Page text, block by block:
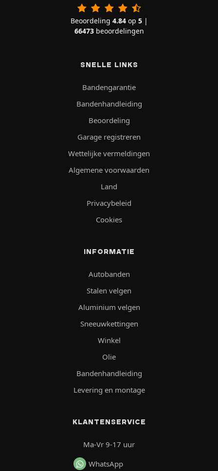
Beoordeling 4.84op 5|
66473beoordelingen
SNELLE LINKS
Bandengarantie
Bandenhandleiding
Beoordeling
Garage registreren
Wettelijke vermeldingen
Algemene voorwaarden
Land
Privacybeleid
Cookies
INFORMATIE
Autobanden
Stalen velgen
Aluminium velgen
Sneeuwkettingen
Winkel
Olie
Bandenhandleiding
Levering en montage
KLANTENSERVICE
Ma-Vr 9-17 uur
WhatsApp